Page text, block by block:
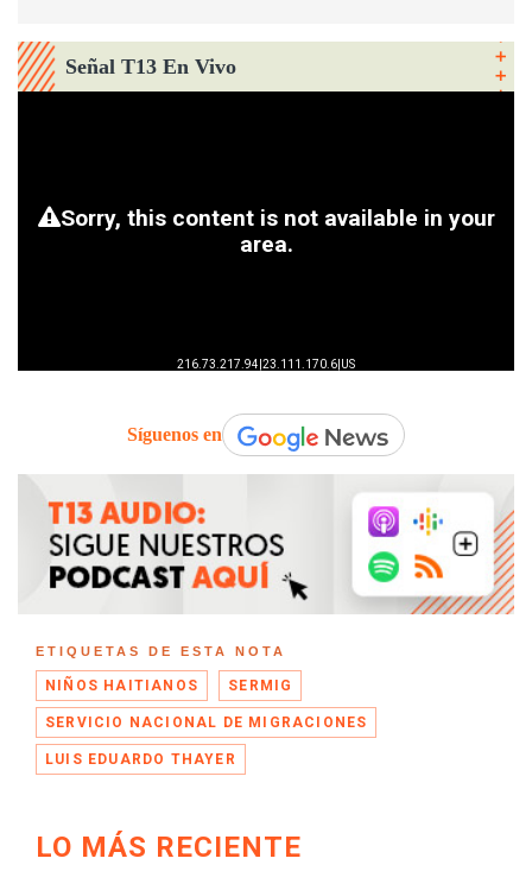
Señal T13 En Vivo
Síguenos en
ETIQUETAS DE ESTA NOTA
NIÑOS HAITIANOS SERMIG
SERVICIO NACIONAL DE MIGRACIONES
LUIS EDUARDO THAYER
LO MÁS RECIENTE